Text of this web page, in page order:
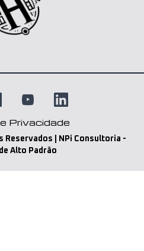
Privacidade
| NPi Consultoria -
Alto Padrão